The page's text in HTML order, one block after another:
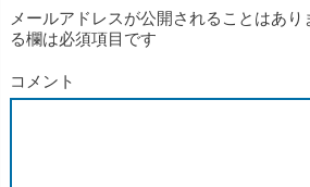
メールアドレスが公開されることはあり
る欄は必須項目です
コメント